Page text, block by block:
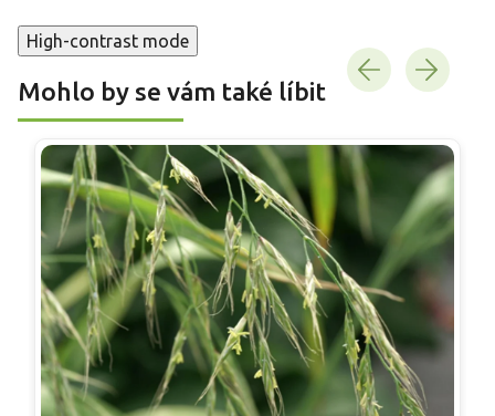
High-contrast mode
Mohlo by se vám také líbit